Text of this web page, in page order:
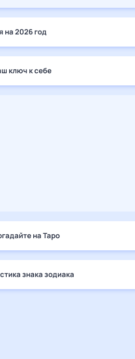
на 2026 год
ключ к себе
на Таро
знака зодиака